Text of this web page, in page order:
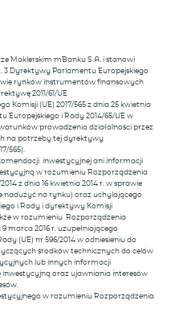
Maklerskim mBanku S.A. i stanowi
3 Dyrektywy Parlamentu Europejskiego
rynków instrumentów finansowych
2011/61/UE
Komisji (UE) 2017/565 z dnia 25 kwietnia
Europejskiego i Rady 2014/65/UE w
prowadzenia działalności przez
na potrzeby tej dyrektywy
565).
inwestycyjnej ani informacji
w rozumieniu Rozporządzenia
z dnia 16 kwietnia 2014 r. w sprawie
nadużyć na rynku) oraz uchylającego
i Rady i dyrektywy Komisji
w rozumieniu Rozporządzenia
marca 2016 r. uzupełniającego
(UE) nr 596/2014 w odniesieniu do
środków technicznych do celów
lub innych informacji
oraz ujawniania interesów
w rozumieniu Rozporządzenia